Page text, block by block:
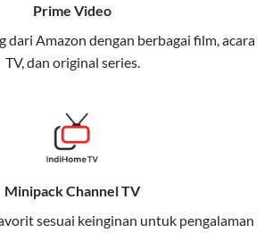
dalam mengelola jaringan dan
hingga 30 GB dengan anggota
secara praktis.
rumah dan kuota keluarga digabung
Prime Video
dari Amazon dengan berbagai film, acara
TV, dan original series.
Minipack Channel TV
sesuai keinginan untuk pengalaman